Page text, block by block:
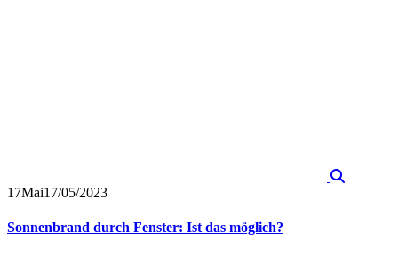
17Mai17/05/2023
Sonnenbrand durch Fenster: Ist das möglich?